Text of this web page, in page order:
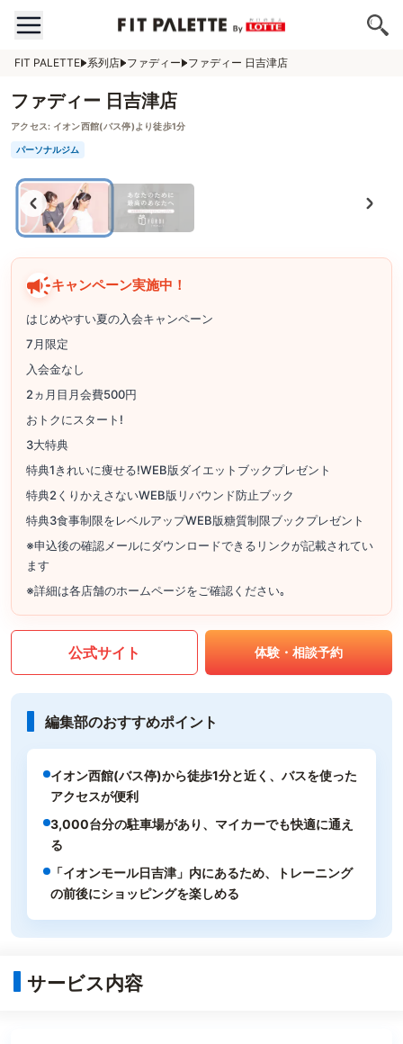
FIT PALETTE 系列店 ファディー ファディー 日吉津店
ファディー 日吉津店
アクセス: イオン西館(バス停)より徒歩1分
パーソナルジム
キャンペーン実施中！
はじめやすい夏の入会キャンペーン
7月限定
入会金なし
2ヵ月目月会費500円
おトクにスタート!
3大特典
特典1きれいに痩せる!WEB版ダイエットブックプレゼント
特典2くりかえさないWEB版リバウンド防止ブック
特典3食事制限をレベルアップWEB版糖質制限ブックプレゼント
※申込後の確認メールにダウンロードできるリンクが記載されてい
ます
※詳細は各店舗のホームページをご確認ください｡
公式サイト 体験・相談予約
編集部のおすすめポイント
イオン西館(バス停)から徒歩1分と近く、バスを使った
アクセスが便利
3,000台分の駐車場があり、マイカーでも快適に通え
る
「イオンモール日吉津」内にあるため、トレーニング
の前後にショッピングを楽しめる
サービス内容